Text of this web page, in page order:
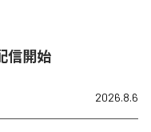
信開始
2026.8.6